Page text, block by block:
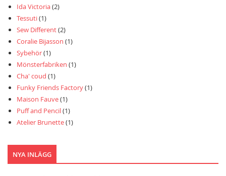
Ida Victoria(2)
Tessuti(1)
Sew Different(2)
Coralie Bijasson (1)
Sybehör(1)
Mönsterfabriken (1)
Cha' coud (1)
Funky Friends Factory(1)
Maison Fauve(1)
Puff and Pencil(1)
Atelier Brunette(1)
NYA INLÄGG